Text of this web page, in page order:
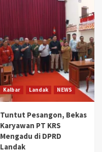
Kalbar Landak NEWS
Tuntut Pesangon, Bekas
Karyawan PT KRS
Mengadu di DPRD
Landak